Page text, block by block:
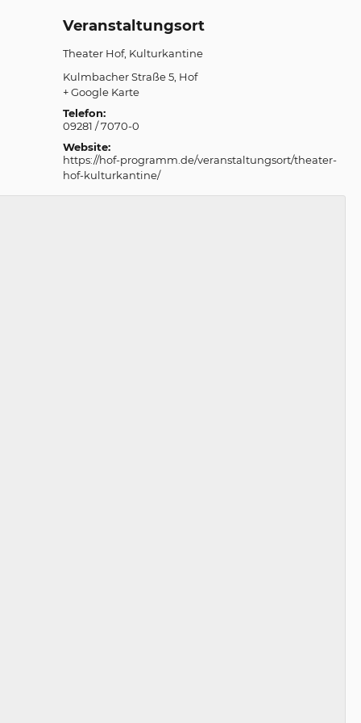
Veranstaltungsort
Theater Hof, Kulturkantine
Kulmbacher Straße 5 Hof
+ Google Karte
Telefon:
09281 / 7070-0
Website:
https://hof-programm.de/veranstaltungsort/theater-
hof-kulturkantine/